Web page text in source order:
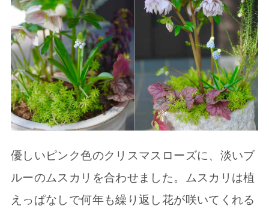
優しいピンク色のクリスマスローズに、淡いブ
ルーのムスカリを合わせました。ムスカリは植
えっぱなしで何年も繰り返し花が咲いてくれる